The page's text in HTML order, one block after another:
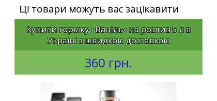
Ці товари можуть вас зацікавити
Купити горілку «Ваніль» на розлив 5 л в
Україні з швидкою доставкою
360 грн.